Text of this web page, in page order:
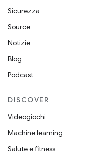
Sicurezza
Source
Notizie
Blog
Podcast
DISCOVER
Videogiochi
Machine learning
Salute e fitness